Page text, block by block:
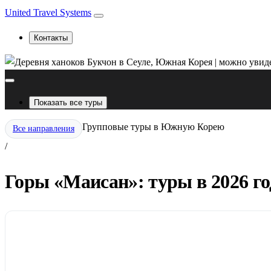
United Travel Systems
Контакты
Показать все туры
Все направления
/
Групповые туры в Южную Корею
Горы «Маисан»: туры в 2026